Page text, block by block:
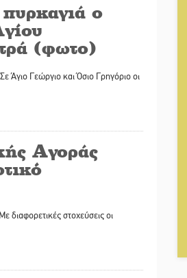
ο
(φωτο)
Άγιο Γεώργιο και Όσιο Γρηγόριο οι
Αγοράς
διαφορετικές στοχεύσεις οι